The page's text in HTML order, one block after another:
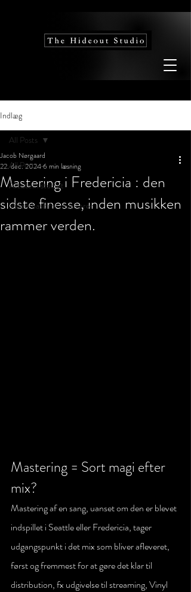
Indlæg
All Posts
Artister i studiet
Vidensbase for musikerer
All Posts
Mastering i Fredericia : den
sidste finesse, inden musikken
rammer verden.
Jacob Nørgaard
22. dec. 20246 min læsning
Mastering = Sort magi efter
mix?
Mastering af en sang, uanset om den er blevet
indspillet i Seattle eller Fredericia, tager
udgangspunkt i det mix som bliver afleveret,
først og fremmest for at gøre det klar til
distribution, fx udgivelse til streaming, Vinyl